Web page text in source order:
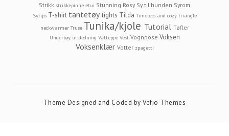
Strikk strikkepinne etui Stunning Rosy Sy til hunden Syrom
Sytips T-shirt tantetøy tights Tilda Timeless and cozy triangle
neckwarmer Truse Tunika/kjole Tutorial Tøfler
Undertøy utkledning Vatteppe Vest Vognpose Voksen
Voksenklær Votter zpagetti
Theme Designed and Coded byVefio Themes